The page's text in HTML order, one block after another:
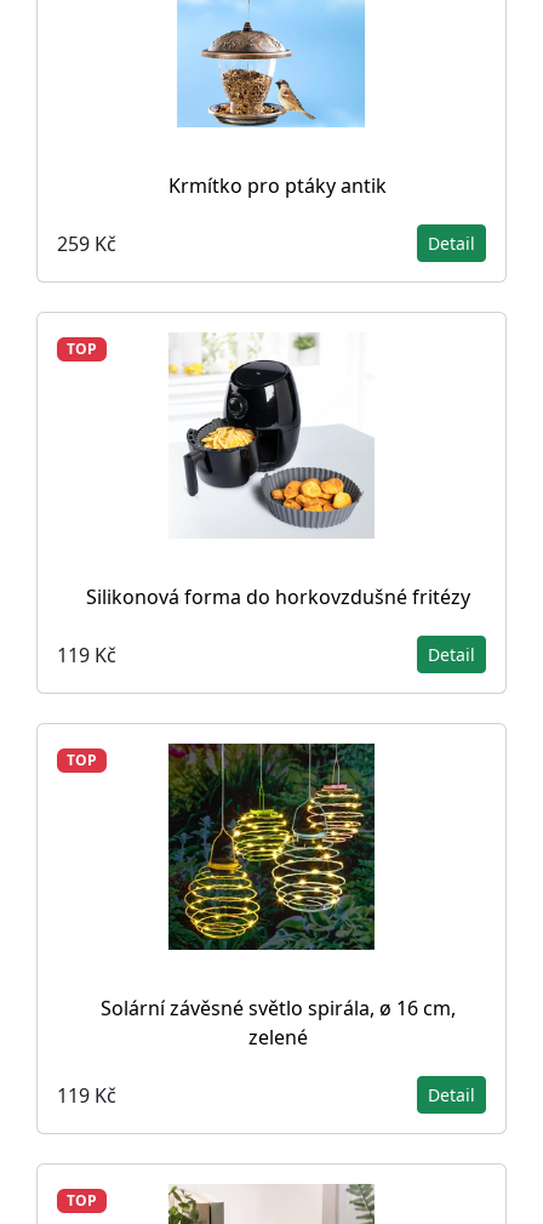
Krmítko pro ptáky antik
259 Kč Detail
TOP
Silikonová forma do horkovzdušné fritézy
119 Kč Detail
TOP
Solární závěsné světlo spirála, ø 16 cm,
zelené
119 Kč Detail
TOP